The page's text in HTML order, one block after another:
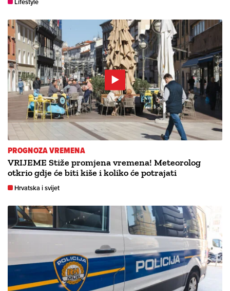
PROGNOZA VREMENA
VRIJEME Stiže promjena vremena! Meteorolog
otkrio gdje će biti kiše i koliko će potrajati
Hrvatska i svijet